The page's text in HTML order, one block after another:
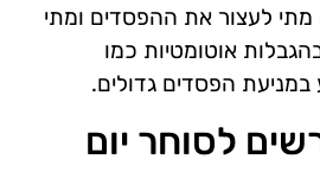
מתי לעצור את ההפסדים ומתי
אוטומטיות כמו
במניעת הפסדים גדולים.
לסוחר יום